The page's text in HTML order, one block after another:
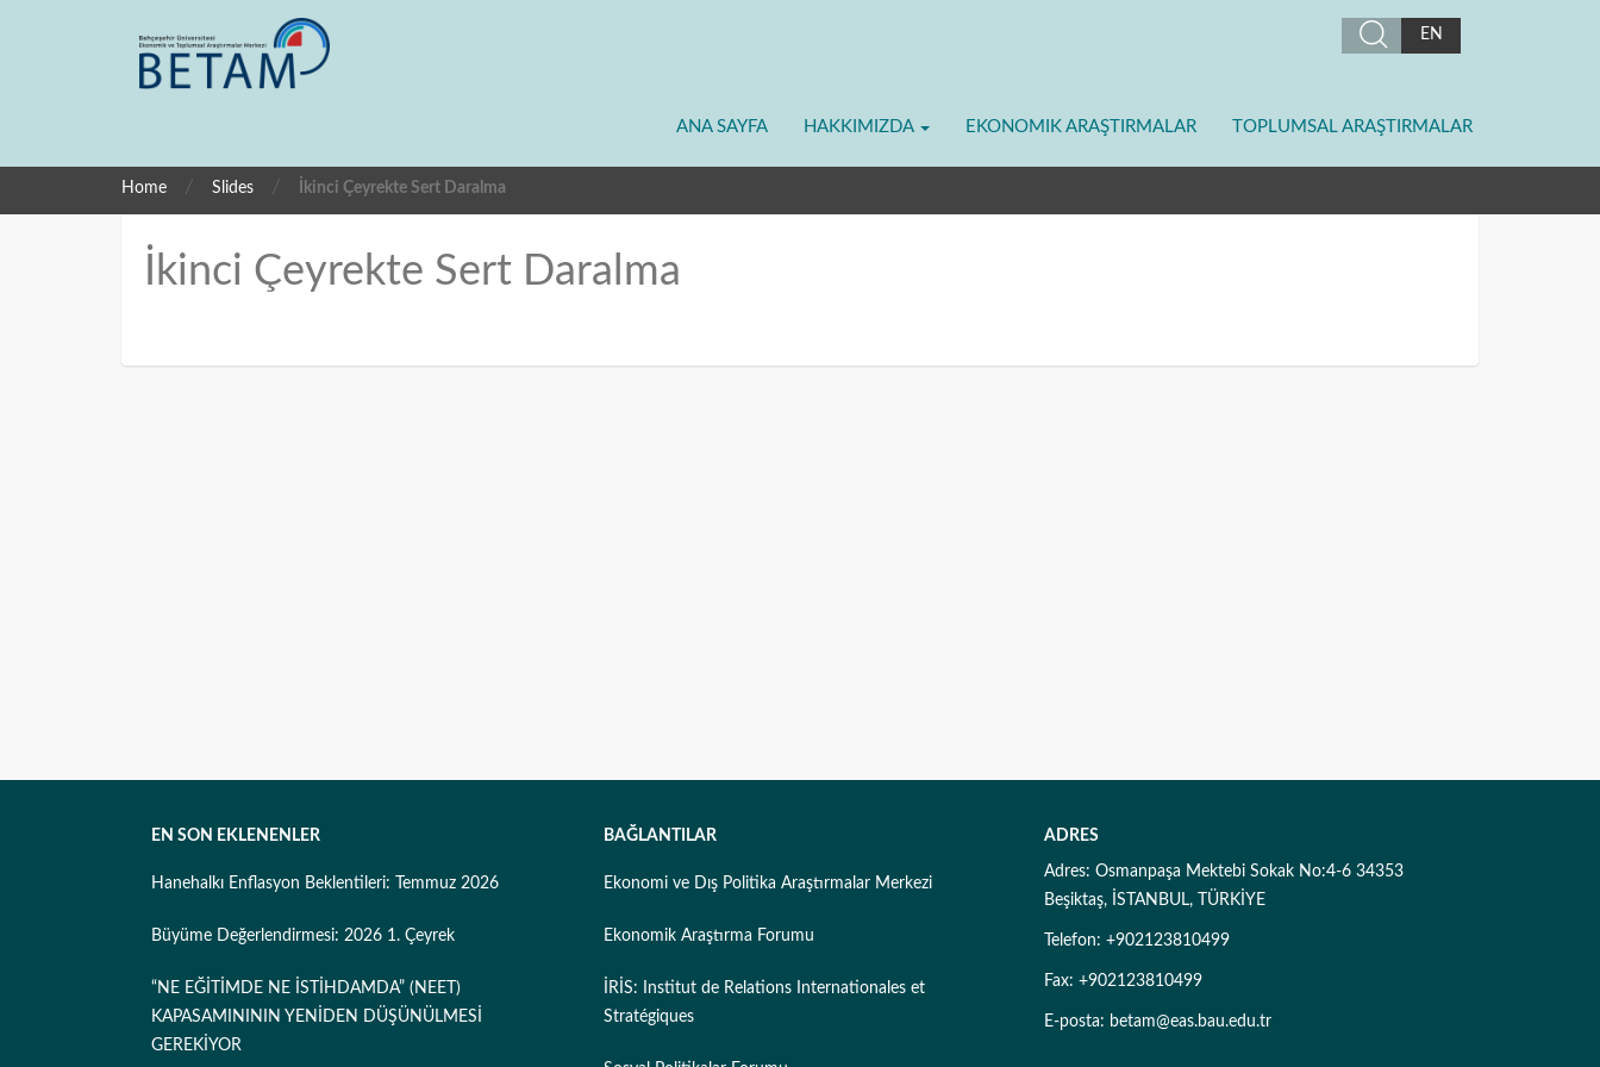
EN
ANA SAYFA HAKKIMIZDA EKONOMIK ARAŞTIRMALAR TOPLUMSAL ARAŞTIRMALAR
Home / Slides / İkinci Çeyrekte Sert Daralma
İkinci Çeyrekte Sert Daralma
EN SON EKLENENLER
Hanehalkı Enflasyon Beklentileri: Temmuz 2026
Büyüme Değerlendirmesi: 2026 1. Çeyrek
“NE EĞİTİMDE NE İSTİHDAMDA” (NEET)
KAPASAMINININ YENİDEN DÜŞÜNÜLMESİ
GEREKİYOR
BAĞLANTILAR
Ekonomi ve Dış Politika Araştırmalar Merkezi
Ekonomik Araştırma Forumu
İRİS: Institut de Relations Internationales et
Stratégiques
ADRES
Adres: Osmanpaşa Mektebi Sokak No:4-6 34353
Beşiktaş, İSTANBUL, TÜRKİYE
Telefon: +902123810499
Fax: +902123810499
E-posta: betam@eas.bau.edu.tr